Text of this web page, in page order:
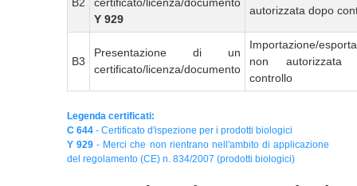
Y 929
autorizzata dopo
B3
Presentazione di un
certificato/licenza/documento
Importazione/
non autorizzata
controllo
Legenda certificati:
C 644 - Certificato d'ispezione per i prodotti biologici
Y 929 - Merci che non rientrano nell'ambito di applicazione
del regolamento (CE) n. 834/2007 (prodotti biologici)